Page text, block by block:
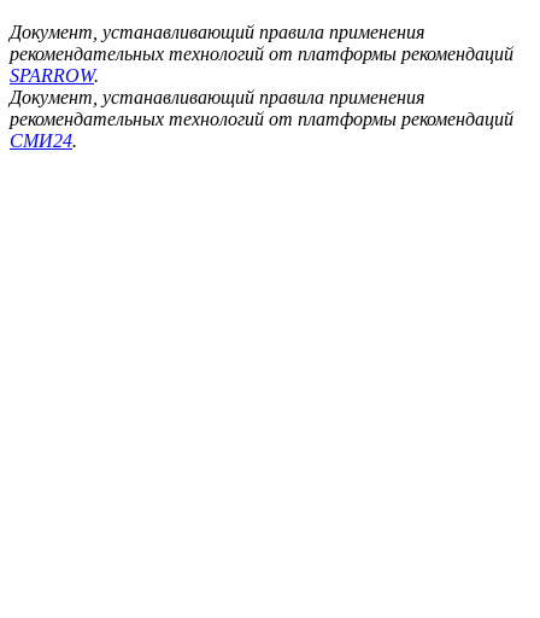
Документ, устанавливающий правила применения
рекомендательных технологий от платформы рекомендаций
SPARROW.
Документ, устанавливающий правила применения
рекомендательных технологий от платформы рекомендаций
СМИ24.